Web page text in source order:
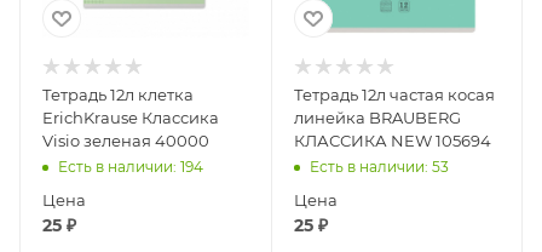
Тетрадь 12л клетка
ErichKrause Классика
Visio зеленая 40000
Есть в наличии: 194
Цена
25 ₽
Тетрадь 12л частая косая
линейка BRAUBERG
КЛАССИКА NEW 105694
Есть в наличии: 53
Цена
25₽